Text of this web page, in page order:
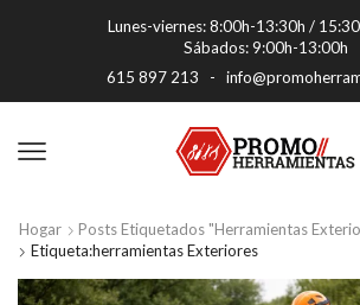
Lunes-viernes: 8:00h-13:30h /
Sábados: 9:00h-13:00h
615 897 213 -
Hogar
Posts Etiquetados "herramientas
Etiqueta:herramientas Exteriores